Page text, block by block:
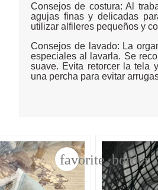
Consejos de costura: Al
agujas finas y delicadas
utilizar alfileres pequeños y
Consejos de lavado: La
especiales al lavarla. Se
suave. Evita retorcer la tela
una percha para evitar
favorite_border